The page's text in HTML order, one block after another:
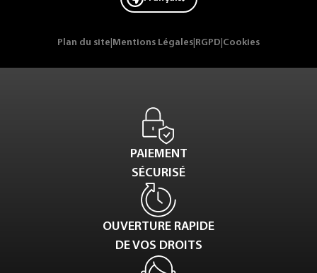
Plan du site Mentions Légales RGPD Cookies
PAIEMENT
SÉCURISÉ
OUVERTURE RAPIDE
DE VOS DROITS